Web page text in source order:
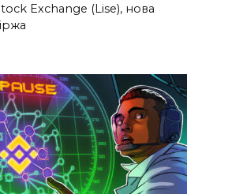
Exchange (Lise), нова